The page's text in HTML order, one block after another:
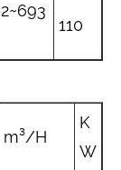
110
m³/H
K
W